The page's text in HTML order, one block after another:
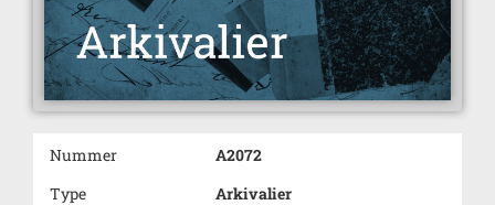
Nummer
A2072
Type
Arkivalier